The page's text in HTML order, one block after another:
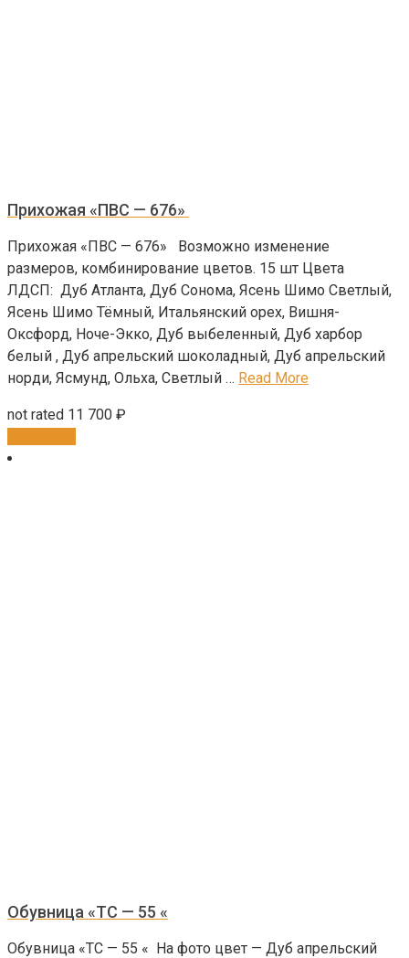
Прихожая «ПВС — 676»
Прихожая «ПВС — 676» Возможно изменение
размеров, комбинирование цветов. 15 шт Цвета
ЛДСП: Дуб Атланта, Дуб Сонома, Ясень Шимо Светлый,
Ясень Шимо Тёмный, Итальянский орех, Вишня-
Оксфорд, Ноче-Экко, Дуб выбеленный, Дуб харбор
белый , Дуб апрельский шоколадный, Дуб апрельский
норди, Ясмунд, Ольха, Светлый … Read More
not rated 11 700 ₽
Обувница «ТС — 55 «
Обувница «ТС — 55 « На фото цвет — Дуб апрельский